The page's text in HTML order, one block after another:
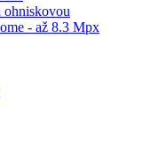
ohniskovou
- až 8.3 Mpx